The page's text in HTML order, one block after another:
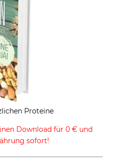
Proteine
Download für 0 € und
sofort!